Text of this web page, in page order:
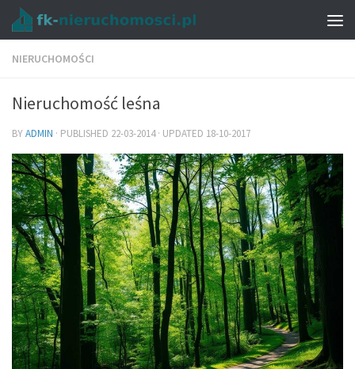
NIERUCHOMOŚCI
Nieruchomość leśna
BYADMIN · PUBLISHED 22-03-2014· UPDATED 18-10-2017